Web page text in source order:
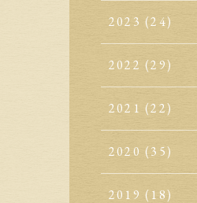
2023 (24)
2022 (29)
2021 (22)
2020 (35)
2019 (18)